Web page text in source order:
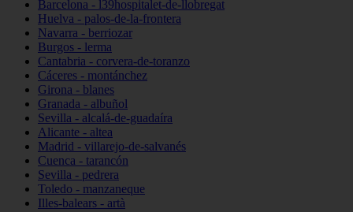
Barcelona - l39hospitalet-de-llobregat
Huelva - palos-de-la-frontera
Navarra - berriozar
Burgos - lerma
Cantabria - corvera-de-toranzo
Cáceres - montánchez
Girona - blanes
Granada - albuñol
Sevilla - alcalá-de-guadaíra
Alicante - altea
Madrid - villarejo-de-salvanés
Cuenca - tarancón
Sevilla - pedrera
Toledo - manzaneque
Illes-balears - artà